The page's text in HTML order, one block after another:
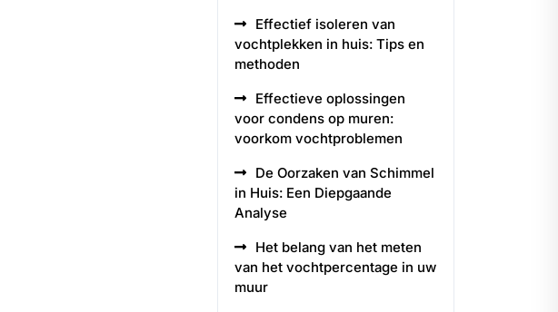
Effectief isoleren van
vochtplekken in huis: Tips en
methoden
Effectieve oplossingen
voor condens op muren:
voorkom vochtproblemen
De Oorzaken van Schimmel
in Huis: Een Diepgaande
Analyse
Het belang van het meten
van het vochtpercentage in uw
muur